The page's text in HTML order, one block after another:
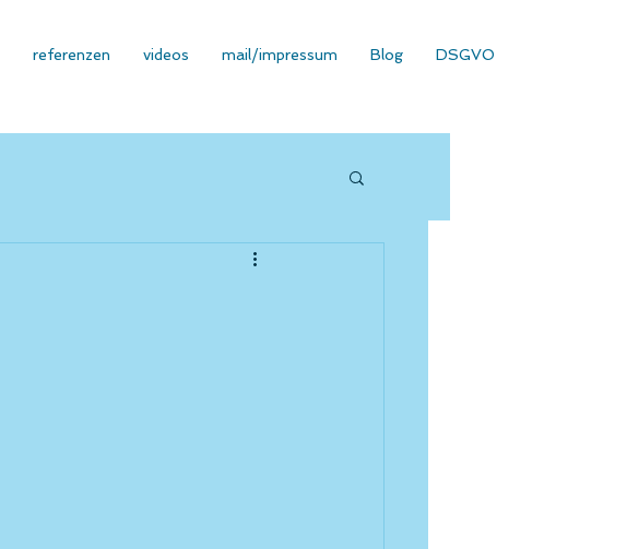
referenzen videos mail/impressum Blog DSGVO